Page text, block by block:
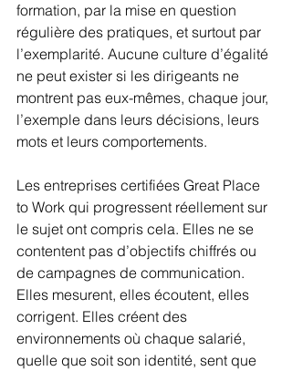
formation, par la mise en question
régulière des pratiques, et surtout par
l’exemplarité. Aucune culture d’égalité
ne peut exister si les dirigeants ne
montrent pas eux-mêmes, chaque jour,
l’exemple dans leurs décisions, leurs
mots et leurs comportements.
Les entreprises certifiées Great Place
to Work qui progressent réellement sur
le sujet ont compris cela. Elles ne se
contentent pas d’objectifs chiffrés ou
de campagnes de communication.
Elles mesurent, elles écoutent, elles
corrigent. Elles créent des
environnements où chaque salarié,
quelle que soit son identité, sent que